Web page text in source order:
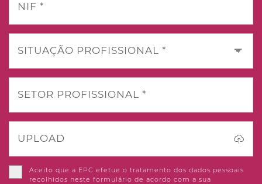
NIF *
SITUAÇÃO PROFISSIONAL *
SETOR PROFISSIONAL *
UPLOAD
Aceito que a EPC efetue o tratamento dos dados pessoais
recolhidos neste formulário de acordo com a sua